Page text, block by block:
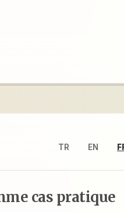
TR EN
cas pratique